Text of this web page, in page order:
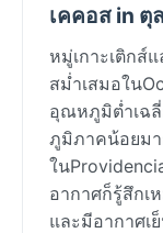
เคคอส in ตุ
หมู่เกาะเติกส์
สม่ำเสมอใน
อุณหภูมิต่ำเฉลี่
ภูมิภาคน้อยม
ใน
อากาศก็รู้สึก
และมีอากาศเ